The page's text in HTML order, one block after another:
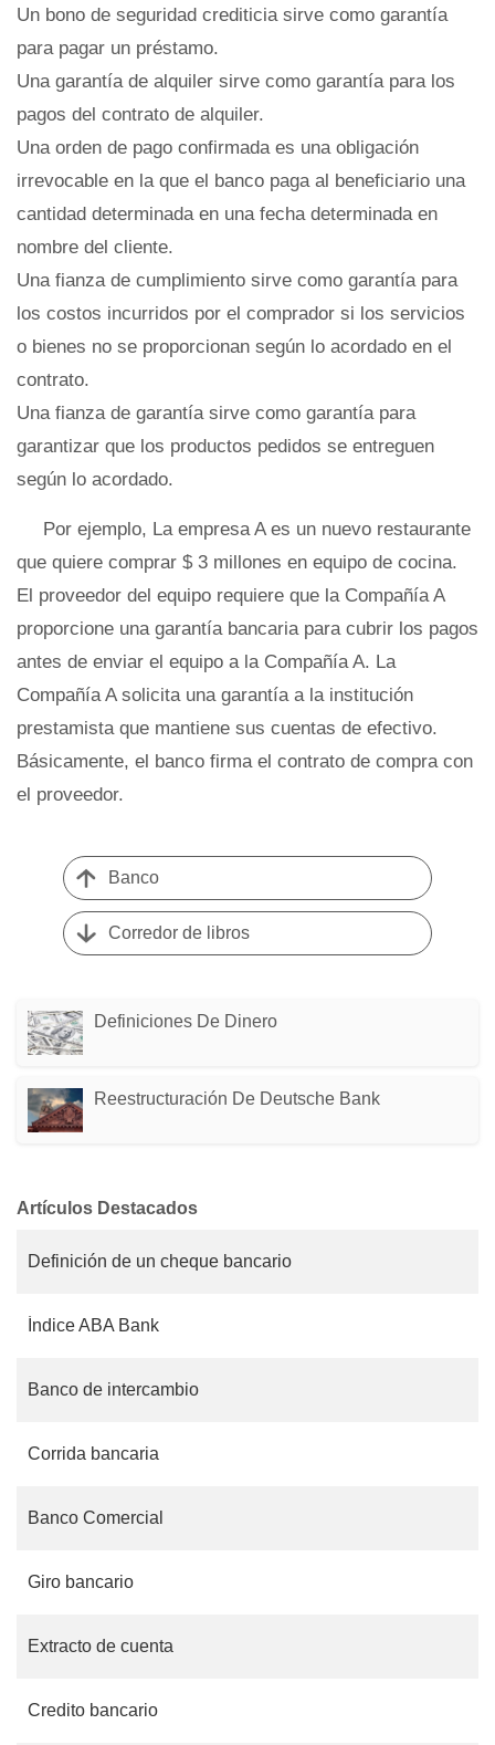
Un bono de seguridad crediticia sirve como garantía
para pagar un préstamo.
Una garantía de alquiler sirve como garantía para los
pagos del contrato de alquiler.
Una orden de pago confirmada es una obligación
irrevocable en la que el banco paga al beneficiario una
cantidad determinada en una fecha determinada en
nombre del cliente.
Una fianza de cumplimiento sirve como garantía para
los costos incurridos por el comprador si los servicios
o bienes no se proporcionan según lo acordado en el
contrato.
Una fianza de garantía sirve como garantía para
garantizar que los productos pedidos se entreguen
según lo acordado.
Por ejemplo, La empresa A es un nuevo restaurante
que quiere comprar $ 3 millones en equipo de cocina.
El proveedor del equipo requiere que la Compañía A
proporcione una garantía bancaria para cubrir los pagos
antes de enviar el equipo a la Compañía A. La
Compañía A solicita una garantía a la institución
prestamista que mantiene sus cuentas de efectivo.
Básicamente, el banco firma el contrato de compra con
el proveedor.
Banco
Corredor de libros
Definiciones De Dinero
Reestructuración De Deutsche Bank
Artículos Destacados
Definición de un cheque bancario
Índice ABA Bank
Banco de intercambio
Corrida bancaria
Banco Comercial
Giro bancario
Extracto de cuenta
Credito bancario